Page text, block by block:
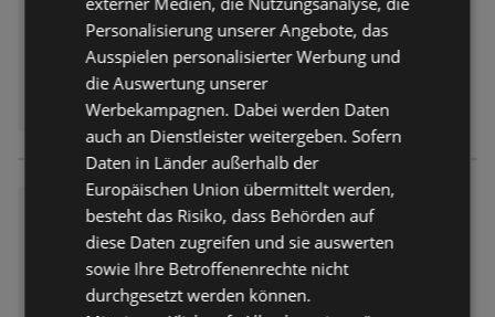
Globus: Wochenangebote
Prospekt nicht mehr gültig
Abgelaufen am: 01.08.2026
Personalisierung unserer Angebote, das
Ausspielen personalisierter Werbung und
die Auswertung unserer
Werbekampagnen. Dabei werden Daten
auch an Dienstleister weitergeben. Sofern
Daten in Länder außerhalb der
Europäischen Union übermittelt werden,
besteht das Risiko, dass Behörden auf
diese Daten zugreifen und sie auswerten
sowie Ihre Betroffenenrechte nicht
durchgesetzt werden können.